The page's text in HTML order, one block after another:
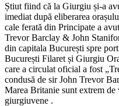
Știut fiind că la Giurgiu și-a
imediat după eliberarea
cale ferată din Principate a
Trevor Barclay & John
din capitala București spre
București Filaret și Giurgiu
care a circulat oficial a fost
condusă de sir John Trevor
Marea Britanie sunt extrem
giurgiuvene .